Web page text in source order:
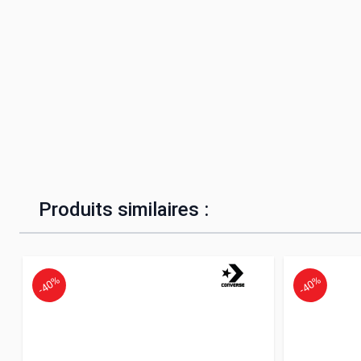
Produits similaires :
-40% -40%